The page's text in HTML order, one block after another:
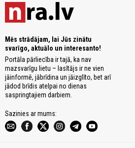
Mēs strādājam, lai Jūs zinātu
svarīgo, aktuālo un interesanto!
Portāla pārliecība ir tajā, ka nav
mazsvarīgu lietu – lasītājs ir ne vien
jāinformē, jābrīdina un jāizglīto, bet arī
jādod brīdis atelpai no dienas
saspringtajiem darbiem.
Sazinies ar mums: